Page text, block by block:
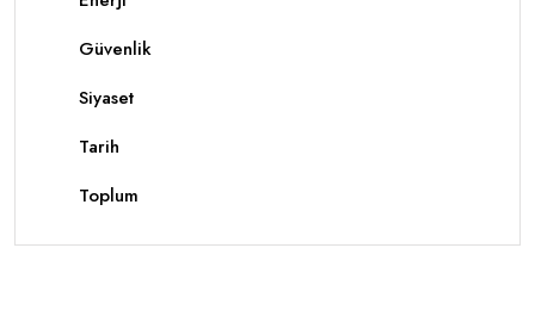
Güvenlik
Siyaset
Tarih
Toplum